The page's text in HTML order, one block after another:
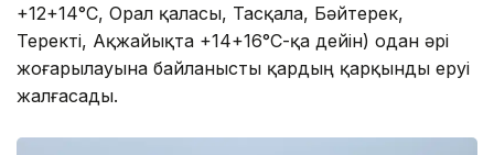
+12+14°С, Орал қаласы, Тасқала, Бәйтерек,
Теректі, Ақжайықта +14+16°С-қа дейін) одан әрі
жоғарылауына байланысты қардың қарқынды еруі
жалғасады.